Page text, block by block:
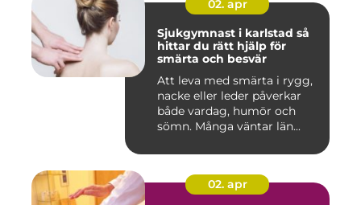
02. apr
Sjukgymnast i karlstad så
hittar du rätt hjälp för
smärta och besvär
Att leva med smärta i rygg,
nacke eller leder påverkar
både vardag, humör och
sömn. Många väntar län...
02. apr